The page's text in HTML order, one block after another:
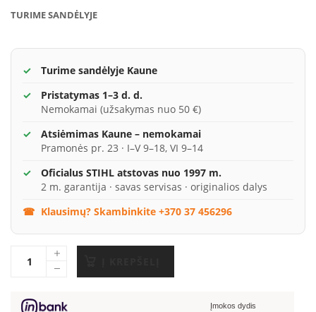
TURIME SANDĖLYJE
Turime sandėlyje Kaune
Pristatymas 1–3 d. d.
Nemokamai (užsakymas nuo 50 €)
Atsiėmimas Kaune – nemokamai
Pramonės pr. 23 · I–V 9–18, VI 9–14
Oficialus STIHL atstovas nuo 1997 m.
2 m. garantija · savas servisas · originalios dalys
Klausimų? Skambinkite +370 37 456296
Įmokos dydis